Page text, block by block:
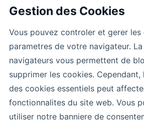
Gestion des Cookies
Vous pouvez controler et gerer les
parametres de votre navigateur.
navigateurs vous permettent de
supprimer les cookies.
des cookies essentiels peut
fonctionnalites du site web. Vous
utiliser notre banniere de